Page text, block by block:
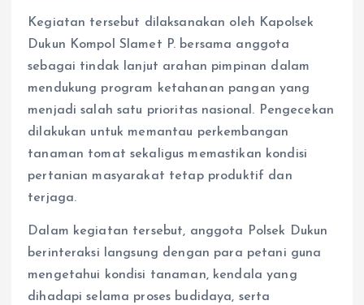
Kegiatan tersebut dilaksanakan oleh Kapolsek
Dukun Kompol Slamet P. bersama anggota
sebagai tindak lanjut arahan pimpinan dalam
mendukung program ketahanan pangan yang
menjadi salah satu prioritas nasional. Pengecekan
dilakukan untuk memantau perkembangan
tanaman tomat sekaligus memastikan kondisi
pertanian masyarakat tetap produktif dan
terjaga.
Dalam kegiatan tersebut, anggota Polsek Dukun
berinteraksi langsung dengan para petani guna
mengetahui kondisi tanaman, kendala yang
dihadapi selama proses budidaya, serta